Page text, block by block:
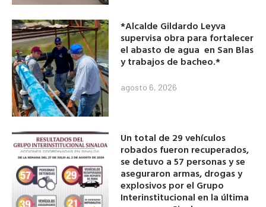
*Alcalde Gildardo Leyva
supervisa obra para fortalecer
el abasto de agua en San Blas
y trabajos de bacheo.*
agosto 6, 2026
Un total de 29 vehículos
robados fueron recuperados,
se detuvo a 57 personas y se
aseguraron armas, drogas y
explosivos por el Grupo
Interinstitucional en la última